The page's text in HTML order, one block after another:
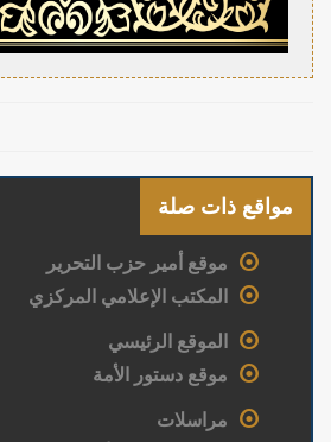
مواقع ذات صلة
موقع أمير حزب التحرير
المكتب الإعلامي المركزي
الموقع الرئيسي
موقع دستور الأمة
مراسلات